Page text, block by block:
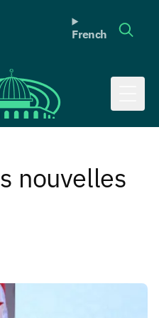
French
nouvelles